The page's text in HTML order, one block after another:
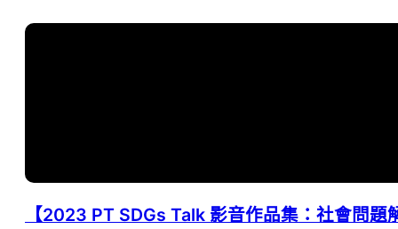
【2023 PT SDGs Talk 影音作品集：社會問